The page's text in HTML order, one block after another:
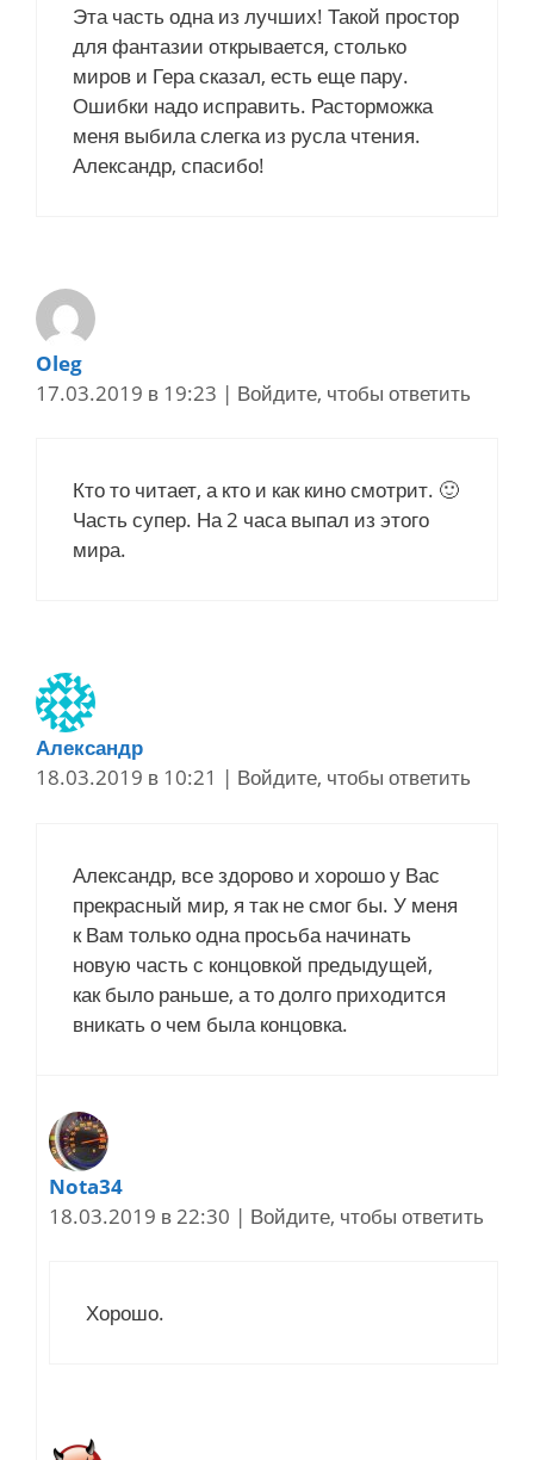
Эта часть одна из лучших! Такой простор
для фантазии открывается, столько
миров и Гера сказал, есть еще пару.
Ошибки надо исправить. Расторможка
меня выбила слегка из русла чтения.
Александр, спасибо!
Oleg
17.03.2019 в 19:23 | Войдите, чтобы ответить
Кто то читает, а кто и как кино смотрит. 🙂
Часть супер. На 2 часа выпал из этого
мира.
Александр
18.03.2019 в 10:21 | Войдите, чтобы ответить
Александр, все здорово и хорошо у Вас
прекрасный мир, я так не смог бы. У меня
к Вам только одна просьба начинать
новую часть с концовкой предыдущей,
как было раньше, а то долго приходится
вникать о чем была концовка.
Nota34
18.03.2019 в 22:30 | Войдите, чтобы ответить
Хорошо.